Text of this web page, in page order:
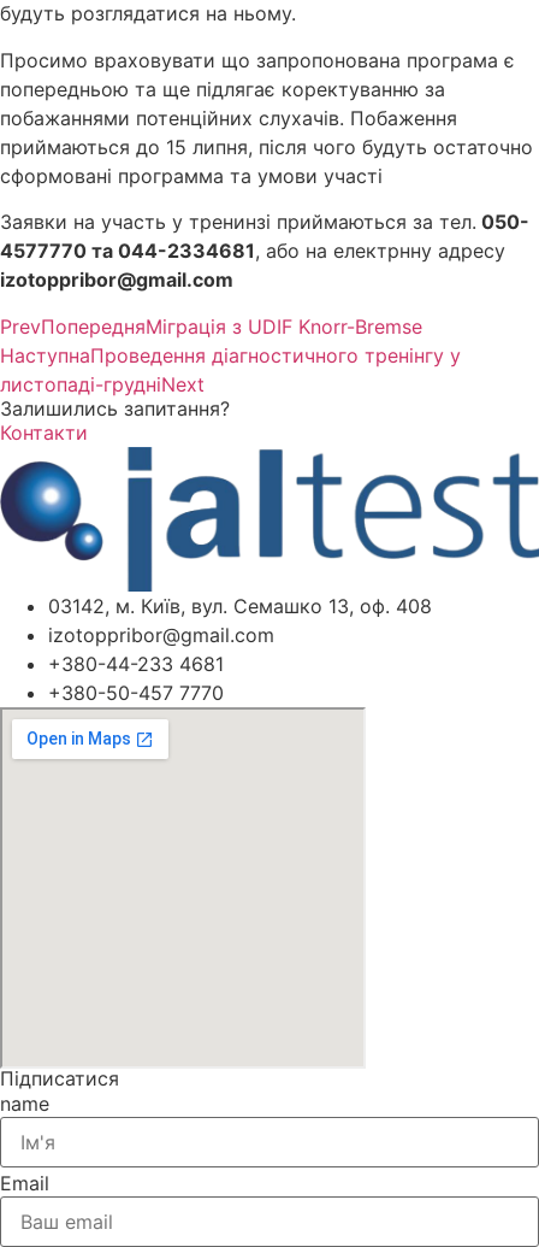
будуть розглядатися на ньому.
Просимо враховувати що запропонована програма є
попередньою та ще підлягає коректуванню за
побажаннями потенційних слухачів. Побаження
приймаються до 15 липня, після чого будуть остаточно
сформовані программа та умови участі
Заявки на участь у тренинзі приймаються за тел. 050-
4577770 та 044-2334681, або на електрнну адресу
izotoppribor@gmail.com
PrevПопередняМіграція з UDIF Knorr-Bremse
НаступнаПроведення діагностичного тренінгу у
листопаді-грудніNext
Залишились запитання?
Контакти
03142, м. Київ, вул. Семашко 13, оф. 408
izotoppribor@gmail.com
+380-44-233 4681
+380-50-457 7770
Підписатися
name
Email